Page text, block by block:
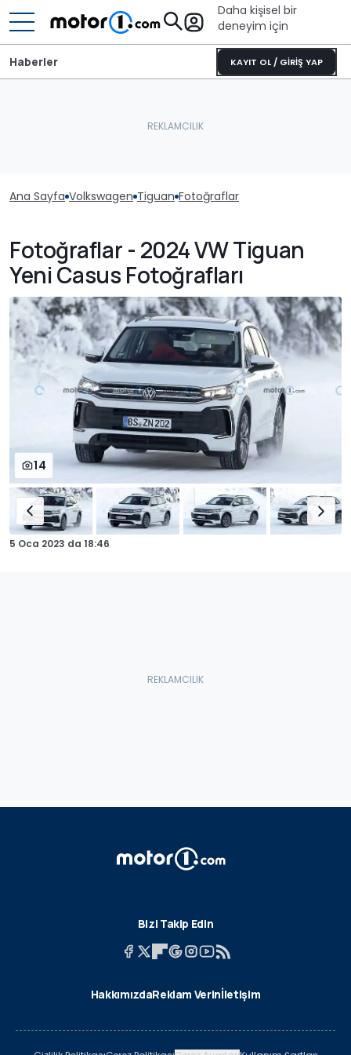
Daha kişisel bir
deneyim için
KAYIT OL / GİRİŞ YAP
Haberler
Ana Sayfa Volkswagen Tiguan Fotoğraflar
Fotoğraflar - 2024 VW Tiguan
Yeni Casus Fotoğrafları
14
5 Oca 2023 da 18:46
Bizi Takip Edin
HakkımızdaReklam Verinİletişim